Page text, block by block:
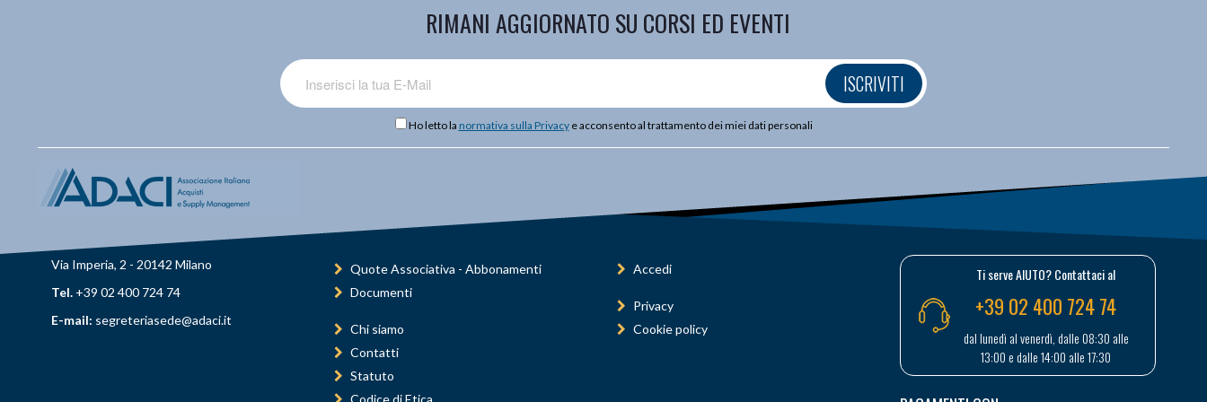
RIMANI AGGIORNATO SU CORSI ED EVENTI
ISCRIVITI
Ho letto la normativa sulla Privacye acconsento al trattamento dei miei dati personali
Via Imperia, 2 - 20142 Milano
Tel. +39 02 400 724 74
E-mail: segreteriasede@adaci.it
Quote Associativa - Abbonamenti
Documenti
Chi siamo
Contatti
Statuto
Codice di Etica
Accedi
Privacy
Cookie policy
Ti serve AIUTO? Contattaci al
+39 02 400 724 74
dal lunedì al venerdì, dalle 08:30 alle
13:00 e dalle 14:00 alle 17:30